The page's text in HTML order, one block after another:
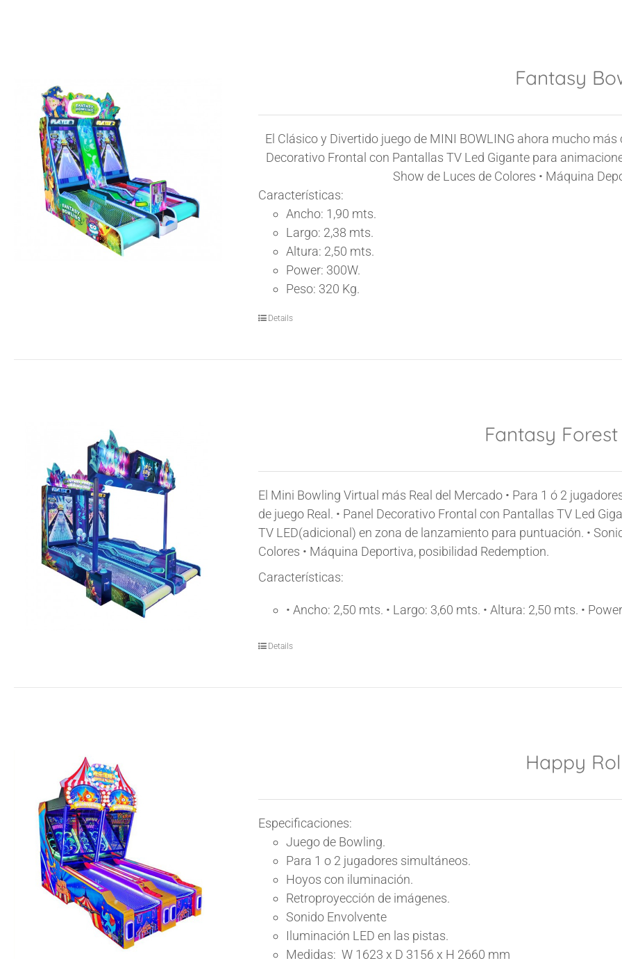
Fantasy
El Clásico y Divertido juego de MINI BOWLING ahora mucho más
Decorativo Frontal con Pantallas TV Led Gigante para
Show de Luces de Colores • Máquina
Características:
Ancho: 1,90 mts.
Largo: 2,38 mts.
Altura: 2,50 mts.
Power: 300W.
Peso: 320 Kg.
Details
Fantasy
El Mini Bowling Virtual más Real del Mercado • Para 1 ó 2
de juego Real. • Panel Decorativo Frontal con Pantallas TV Led
TV LED(adicional) en zona de lanzamiento para puntuación. •
Colores • Máquina Deportiva, posibilidad Redemption.
Características:
•Ancho: 2,50 mts. • Largo: 3,60 mts. •Altura: 2,50 mts. •
Details
Happy
Especificaciones:
Juego de Bowling.
Para 1 o 2 jugadores simultáneos.
Hoyos con iluminación.
Retroproyección de imágenes.
Sonido Envolvente
Iluminación LED en las pistas.
Medidas: W 1623 x D 3156 x H 2660 mm